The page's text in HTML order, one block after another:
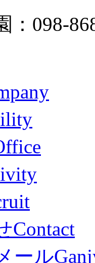
： 098-
Contact
ール